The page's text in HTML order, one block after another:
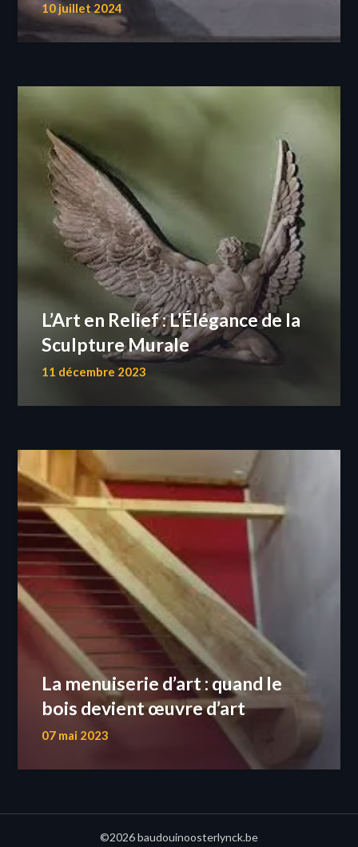
10 juillet 2024
L’Art en Relief : L’Élégance de la
Sculpture Murale
11 décembre 2023
La menuiserie d’art : quand le
bois devient œuvre d’art
07 mai 2023
©2026 baudouinoosterlynck.be